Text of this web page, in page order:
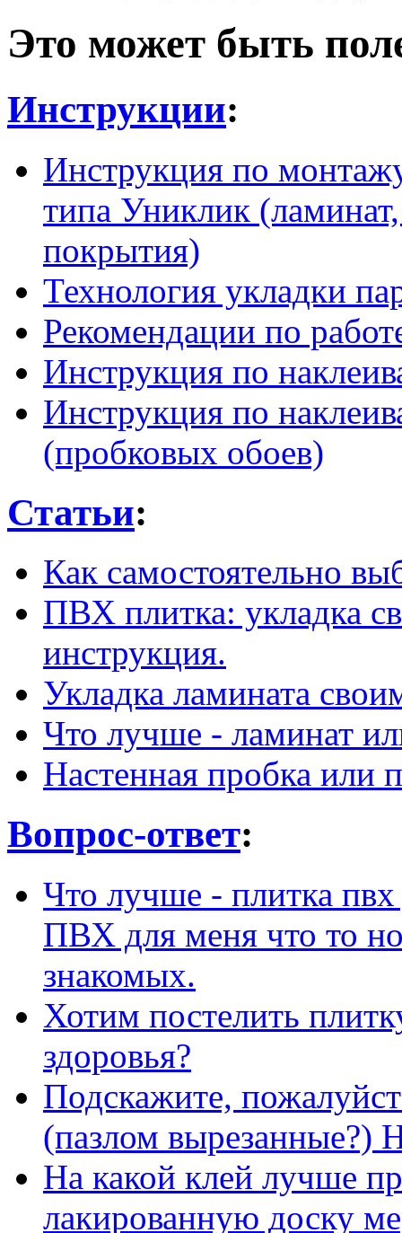
Это может быть
Инструкции:
Инструкция по
типа Униклик
покрытия)
Технология укладки
Рекомендации по
Инструкция по
Инструкция по
(пробковых обоев)
Статьи:
Как самостоятельно
ПВХ плитка: укладка
инструкция.
Укладка ламината
Что лучше - ламинат
Настенная пробка или
Вопрос-ответ:
Что лучше - плитка
ПВХ для меня что то
знакомых.
Хотим постелить
здоровья?
Подскажите,
(пазлом вырезанные?)
На какой клей лучше
лакированную доску